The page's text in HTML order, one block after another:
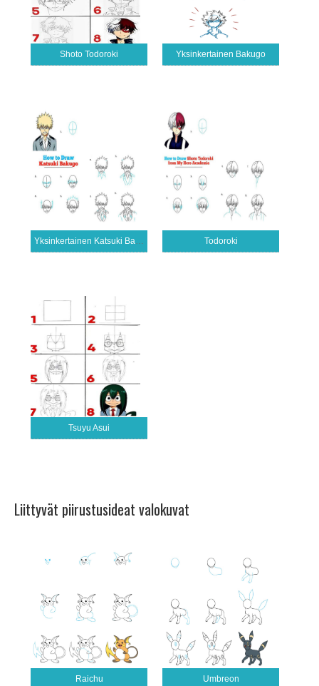
Shoto Todoroki Yksinkertainen Bakugo
Yksinkertainen Katsuki Bakugo Todoroki
Tsuyu Asui
Liittyvät piirustusideat valokuvat
Raichu Umbreon